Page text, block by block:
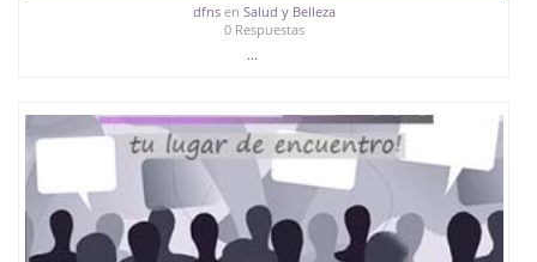
dfnsen Salud y Belleza
0 Respuestas
...